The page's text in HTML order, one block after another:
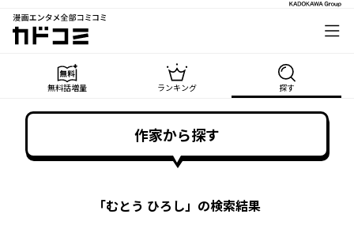
漫画エンタメ全部コミコミ
カドコミ
無料話増量 ランキング 探す
作家から探す
「むとう ひろし」の検索結果